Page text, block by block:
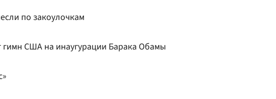
по закоулочкам
гимн США на инаугурации Барака Обамы